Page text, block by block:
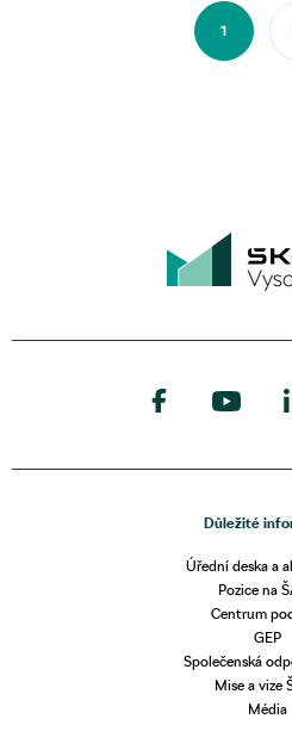
1
Důležité
Úřední deska a
Pozice na
Centrum
GEP
Společenská
Mise a vize
Média